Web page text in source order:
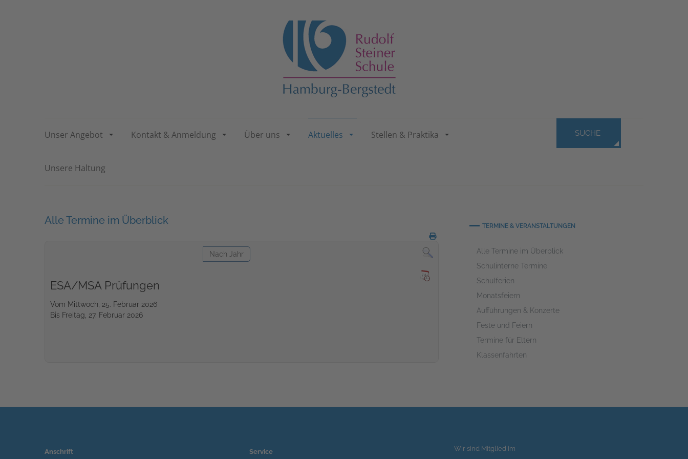
Unser Angebot Kontakt & Anmeldung Über uns Aktuelles Stellen & Praktika
Unsere Haltung
SUCHE
Alle Termine im Überblick
Nach Jahr
ESA/MSA Prüfungen
Vom Mittwoch, 25. Februar 2026
Bis Freitag, 27. Februar 2026
TERMINE & VERANSTALTUNGEN
Alle Termine im Überblick
Schulinterne Termine
Schulferien
Monatsfeiern
Aufführungen & Konzerte
Feste und Feiern
Termine für Eltern
Klassenfahrten
Anschrift Service Wir sind Mitglied im